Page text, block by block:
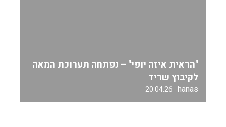
"הראית איזה יופי" – נפתחה תערוכת המאה
לקיבוץ שריד
hanas
20.04.26